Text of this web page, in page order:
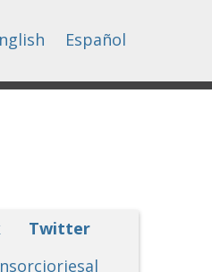
Español
Twitter